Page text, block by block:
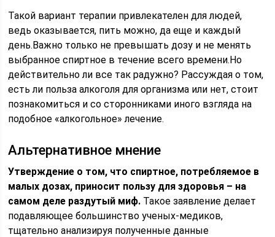
Такой вариант терапии привлекателен для людей,
ведь оказывается, пить можно, да еще и каждый
день.Важно только не превышать дозу и не менять
выбранное спиртное в течение всего времени.Но
действительно ли все так радужно? Рассуждая о том,
есть ли польза алкоголя для организма или нет, стоит
познакомиться и со сторонниками иного взгляда на
подобное «алкогольное» лечение.
Альтернативное мнение
Утверждение о том, что спиртное, потребляемое в
малых дозах, приносит пользу для здоровья – на
самом деле раздутый миф. Такое заявление делает
подавляющее большинство ученых-медиков,
тщательно анализируя полученные данные